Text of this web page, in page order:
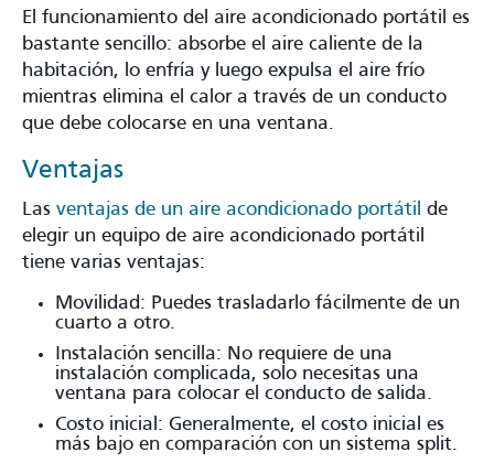
El funcionamiento del aire acondicionado portátil es
bastante sencillo: absorbe el aire caliente de la
habitación, lo enfría y luego expulsa el aire frío
mientras elimina el calor a través de un conducto
que debe colocarse en una ventana.
Ventajas
Las ventajas de un aire acondicionado portátil de
elegir un equipo de aire acondicionado portátil
tiene varias ventajas:
Movilidad: Puedes trasladarlo fácilmente de un
cuarto a otro.
Instalación sencilla: No requiere de una
instalación complicada, solo necesitas una
ventana para colocar el conducto de salida.
Costo inicial: Generalmente, el costo inicial es
más bajo en comparación con un sistema split.